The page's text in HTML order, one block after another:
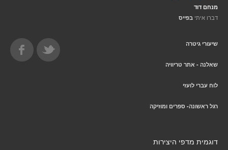
מנחם דוד
דברו איתי בפייס
שיעורי גיטרה
שאלנה - אתר טריוויה
לוח עברי לועזי
רגל ראשונה- ספרים ומוזיקה
דוגמית מדפי היצירות